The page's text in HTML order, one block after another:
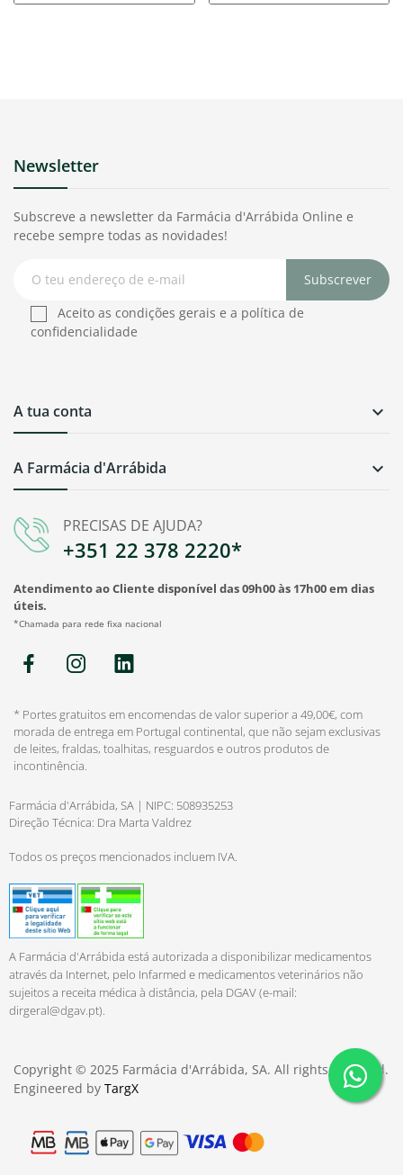
PRECISAS DE AJUDA?
+351 22 378 2220*
Atendimento ao Cliente disponível das 09h00 às 17h00 em dias
úteis.
*Chamada para rede fixa nacional
A Farmácia d'Arrábida 
A tua conta 
Newsletter
Subscreve a newsletter da Farmácia d'Arrábida Online e
recebe sempre todas as novidades!
Subscrever
Aceito as condições gerais e a política de
confidencialidade
* Portes gratuitos em encomendas de valor superior a 49,00€, com
morada de entrega em Portugal continental, que não sejam exclusivas
de leites, fraldas, toalhitas, resguardos e outros produtos de
incontinência.
Farmácia d'Arrábida, SA | NIPC: 508935253
Direção Técnica: Dra Marta Valdrez
Todos os preços mencionados incluem IVA.
A Farmácia d'Arrábida está autorizada a disponibilizar medicamentos
através da Internet, pelo Infarmed e medicamentos veterinários não
sujeitos a receita médica à distância, pela DGAV (e-mail:
dirgeral@dgav.pt).
Copyright © 2025 Farmácia d'Arrábida, SA. All rights reserved.
Engineered by TargX